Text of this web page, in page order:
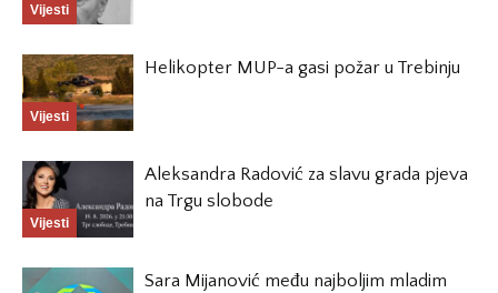
Vijesti
Vijesti
Helikopter MUP-a gasi požar u Trebinju
Vijesti
Aleksandra Radović za slavu grada pjeva
na Trgu slobode
Sara Mijanović među najboljim mladim